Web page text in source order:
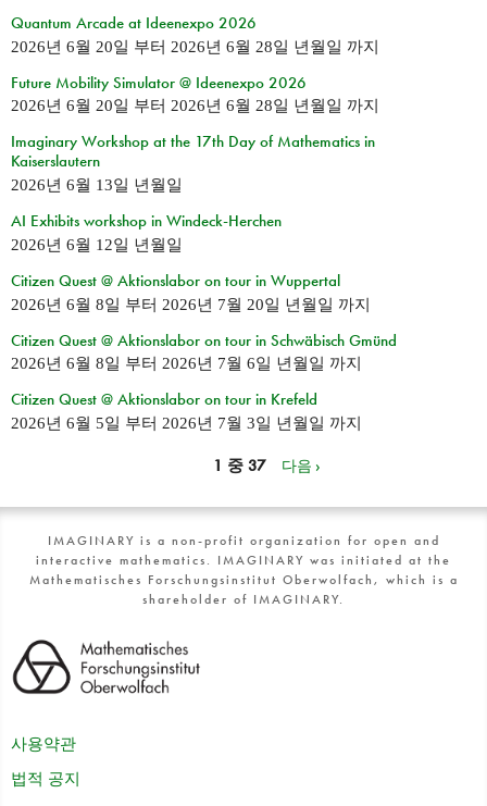
Quantum Arcade at Ideenexpo 2026
2026년 6월 20일 부터 2026년 6월 28일 년월일 까지
Future Mobility Simulator @ Ideenexpo 2026
2026년 6월 20일 부터 2026년 6월 28일 년월일 까지
Imaginary Workshop at the 17th Day of Mathematics in
Kaiserslautern
2026년 6월 13일 년월일
AI Exhibits workshop in Windeck-Herchen
2026년 6월 12일 년월일
Citizen Quest @ Aktionslabor on tour in Wuppertal
2026년 6월 8일 부터 2026년 7월 20일 년월일 까지
Citizen Quest @ Aktionslabor on tour in Schwäbisch Gmünd
2026년 6월 8일 부터 2026년 7월 6일 년월일 까지
Citizen Quest @ Aktionslabor on tour in Krefeld
2026년 6월 5일 부터 2026년 7월 3일 년월일 까지
1 중 37 다음 ›
IMAGINARY is a non-profit organization for open and
interactive mathematics. IMAGINARY was initiated at the
Mathematisches Forschungsinstitut Oberwolfach, which is a
shareholder of IMAGINARY.
사용약관
법적 공지